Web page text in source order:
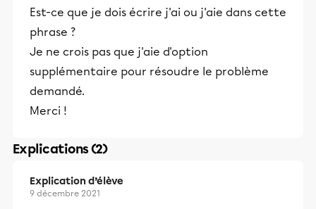
Est-ce que je dois écrire j'ai ou j'aie dans cette
phrase ?
Je ne crois pas que j'aie d'option
supplémentaire pour résoudre le problème
demandé.
Merci !
Explications (2)
Explication d’élève
9 décembre 2021